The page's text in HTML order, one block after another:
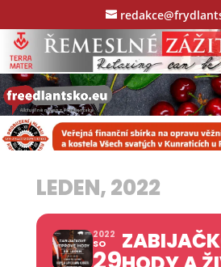
LEDEN, 2022
2022
SO